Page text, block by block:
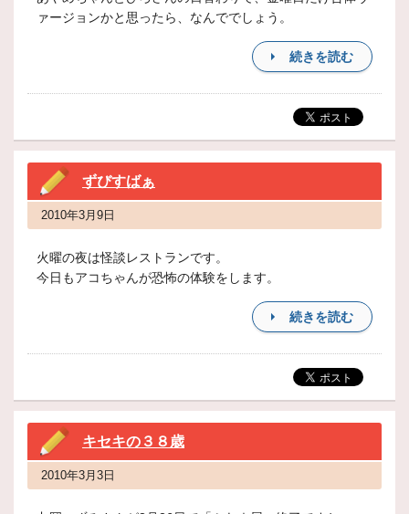
ァージョンかと思ったら、なんででしょう。
続きを読む
ずびすばぁ
2010年3月9日
火曜の夜は怪談レストランです。
今日もアコちゃんが恐怖の体験をします。
続きを読む
キセキの３８歳
2010年3月3日